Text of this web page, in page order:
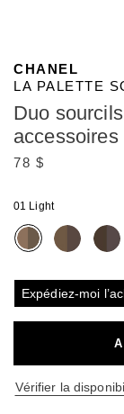
CHANEL
LA PALETTE
Duo
accessoires
78 $
01 Light
Expédiez-moi
Vérifier la